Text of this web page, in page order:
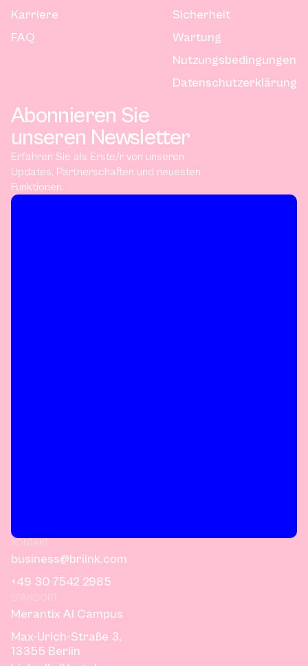
Karriere
FAQ
Sicherheit
Wartung
Nutzungsbedingungen
Datenschutzerklärung
Abonnieren Sie
unseren Newsletter
Erfahren Sie als Erste/r von unseren
Updates, Partnerschaften und neuesten
Funktionen.
KONTAKT
business@briink.com
+49 30 7542 2985
STANDORT
Merantix AI Campus
Max-Urich-Straße 3,
13355 Berlin